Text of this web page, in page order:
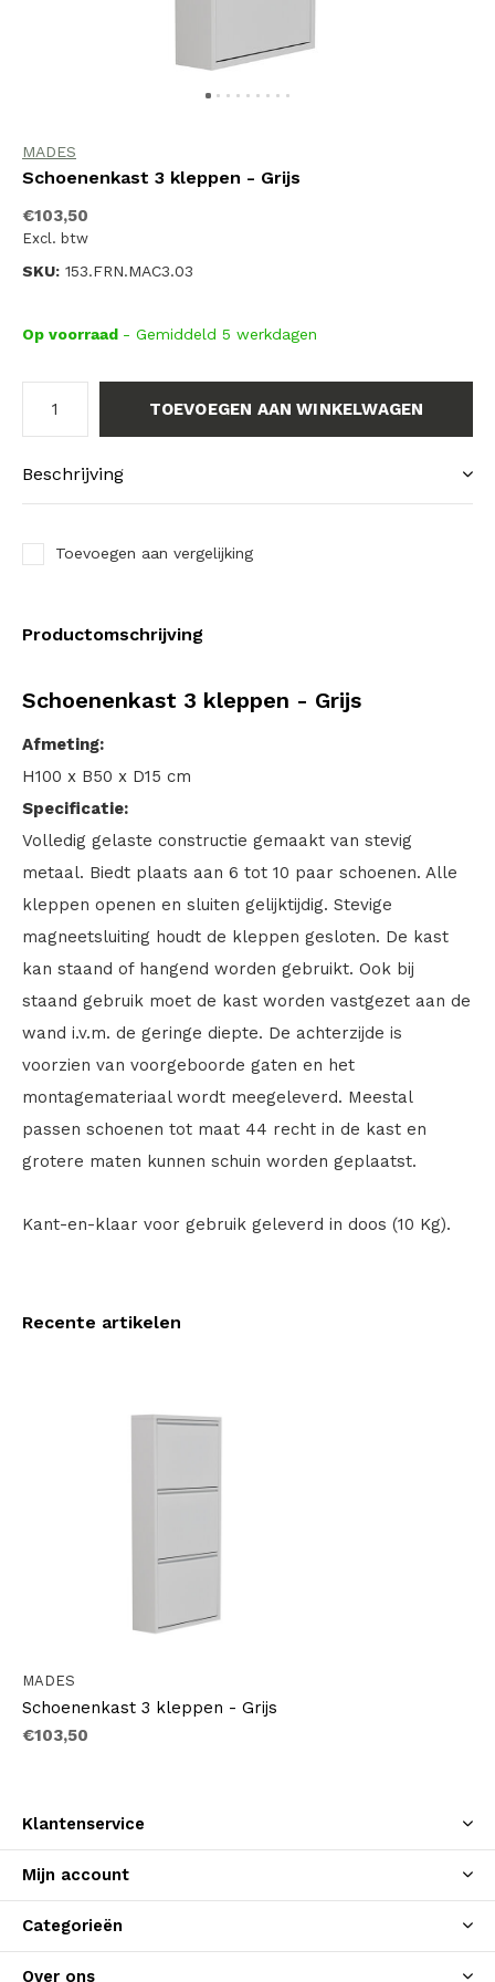
MADES
Schoenenkast 3 kleppen - Grijs
€103,50
Excl. btw
SKU: 153.FRN.MAC3.03
Op voorraad - Gemiddeld 5 werkdagen
TOEVOEGEN AAN WINKELWAGEN
Beschrijving
Toevoegen aan vergelijking
Productomschrijving
Schoenenkast 3 kleppen - Grijs
Afmeting:
H100 x B50 x D15 cm
Specificatie:
Volledig gelaste constructie gemaakt van stevig
metaal. Biedt plaats aan 6 tot 10 paar schoenen. Alle
kleppen openen en sluiten gelijktijdig. Stevige
magneetsluiting houdt de kleppen gesloten. De kast
kan staand of hangend worden gebruikt. Ook bij
staand gebruik moet de kast worden vastgezet aan de
wand i.v.m. de geringe diepte. De achterzijde is
voorzien van voorgeboorde gaten en het
montagemateriaal wordt meegeleverd. Meestal
passen schoenen tot maat 44 recht in de kast en
grotere maten kunnen schuin worden geplaatst.
Kant-en-klaar voor gebruik geleverd in doos (10 Kg).
Recente artikelen
MADES
Schoenenkast 3 kleppen - Grijs
€103,50
Klantenservice
Mijn account
Categorieën
Over ons